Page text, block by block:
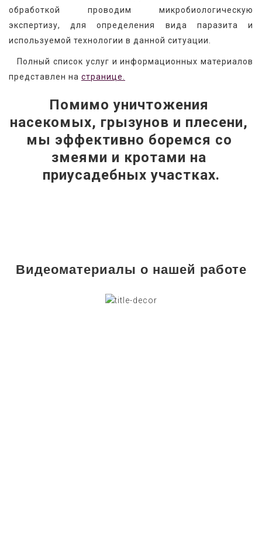
обработкой проводим микробиологическую
экспертизу, для определения вида паразита и
используемой технологии в данной ситуации.
Полный список услуг и информационных материалов
представлен на странице.
Помимо уничтожения
насекомых, грызунов и плесени,
мы эффективно боремся со
змеями и кротами на
приусадебных участках.
Видеоматериалы о нашей работе